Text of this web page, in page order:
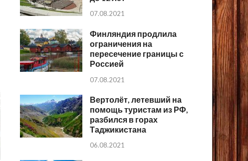
07.08.2021
Финляндия продлила
ограничения на
пересечение границы с
Россией
07.08.2021
Вертолёт, летевший на
помощь туристам из РФ,
разбился в горах
Таджикистана
06.08.2021